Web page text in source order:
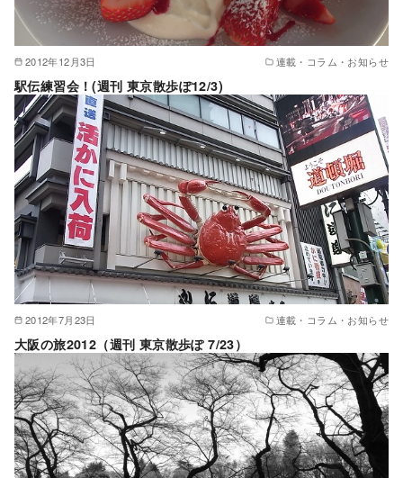
2012年12月3日 連載・コラム・お知らせ
駅伝練習会！(週刊 東京散歩ぽ12/3)
2012年7月23日 連載・コラム・お知らせ
大阪の旅2012（週刊 東京散歩ぽ 7/23）